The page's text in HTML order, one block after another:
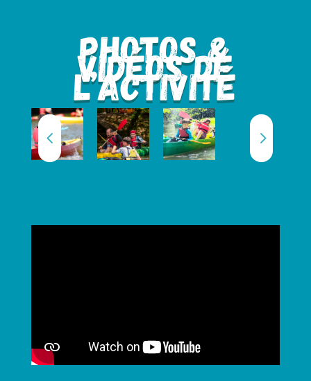
Photos &
viDéos de
l’activité